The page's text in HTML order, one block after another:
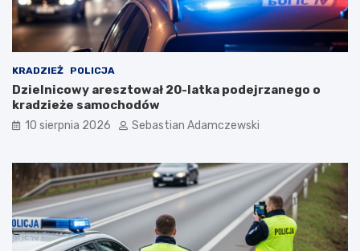
KRADZIEŻ POLICJA
Dzielnicowy aresztował 20-latka podejrzanego o
kradzieże samochodów
10 sierpnia 2026 Sebastian Adamczewski